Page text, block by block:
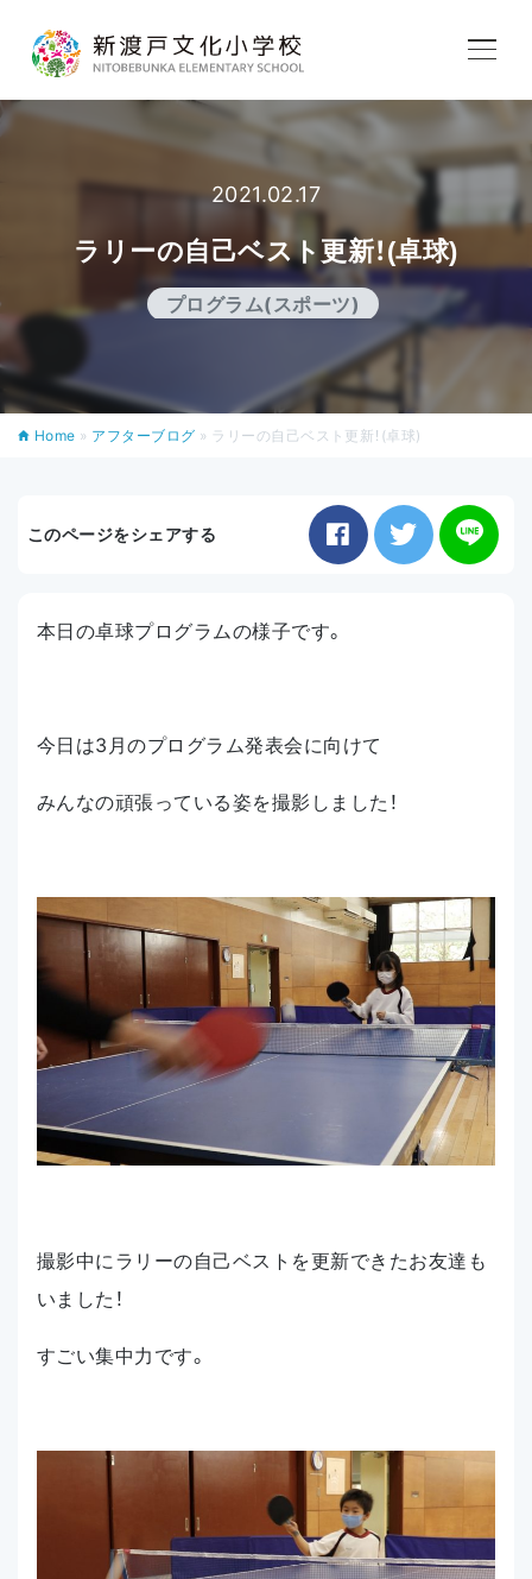
教育内容
学校生活
入学案内
アクセス
2021.02.17
ラリーの自己ベスト更新！(卓球)
プログラム(スポーツ)
Home » アフターブログ » ラリーの自己ベスト更新！(卓球)
このページをシェアする
本日の卓球プログラムの様子です。
今日は3月のプログラム発表会に向けて
みんなの頑張っている姿を撮影しました！
撮影中にラリーの自己ベストを更新できたお友達も
いました！
すごい集中力です。